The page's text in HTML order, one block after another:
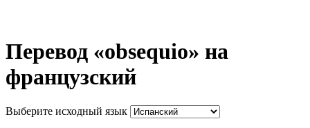
Перевод «obsequio» на
французский
Выберите исходный язык